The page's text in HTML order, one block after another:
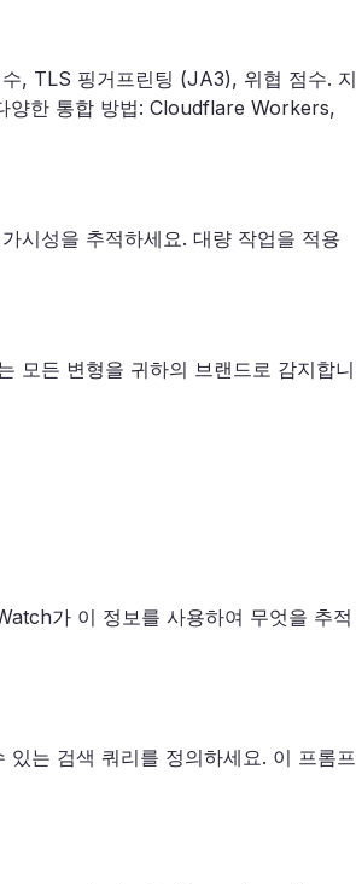
, TLS 핑거프린팅 (JA3), 위협 점수. 지
양한 통합 방법: Cloudflare Workers,
시성을 추적하세요. 대량 작업을 적용
모든 변형을 귀하의 브랜드로 감지합니
가 이 정보를 사용하여 무엇을 추적
는 검색 쿼리를 정의하세요. 이 프롬프